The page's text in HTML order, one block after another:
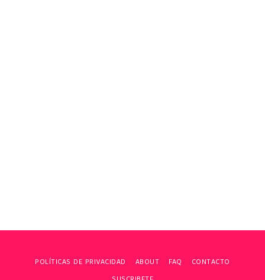
POLÍTICAS DE PRIVACIDAD ABOUT FAQ
CONTACTO